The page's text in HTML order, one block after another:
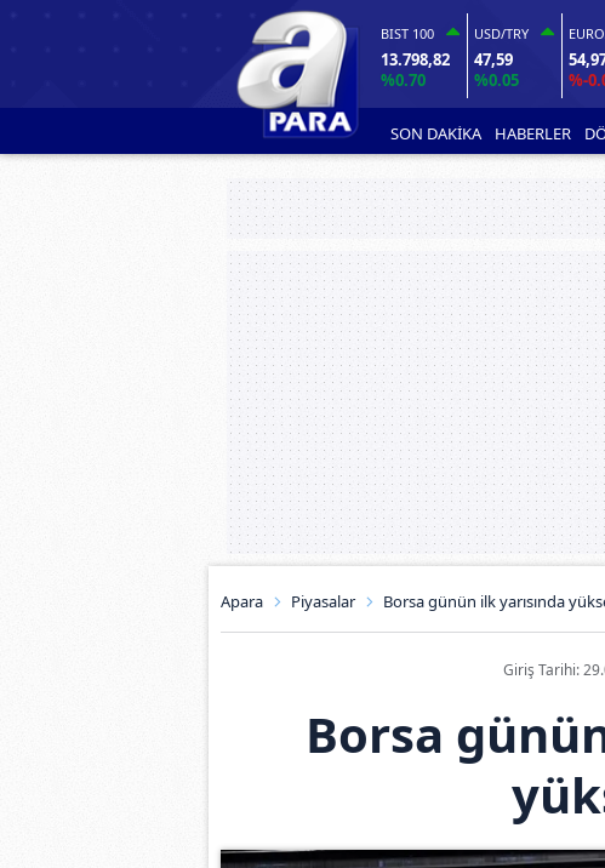
BIST 100
13.798,82
%0.70
USD/TRY
47,59
%0.05
%-
SON DAKİKA HABERLER
Apara Piyasalar Borsa günün ilk yarısında
Giriş Tarihi:
Borsa